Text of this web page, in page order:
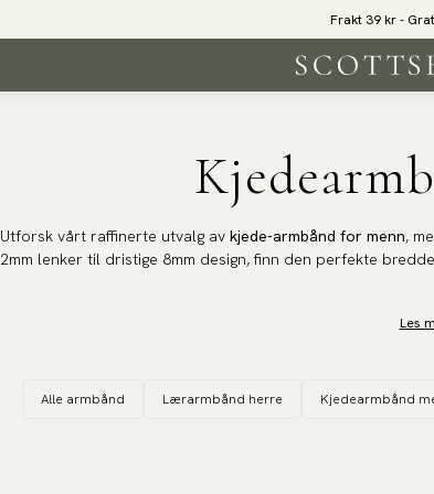
Frakt 39 kr -
Utforsk vårt raffinerte utvalg av kjede-armbånd for menn,
2mm lenker til dristige 8mm design, finn den perfekte
skandinaviske linjer og nøye oppmerksomhet på detaljer,
Les
Alle armbånd Lærarmbånd herre Kjedearmbånd